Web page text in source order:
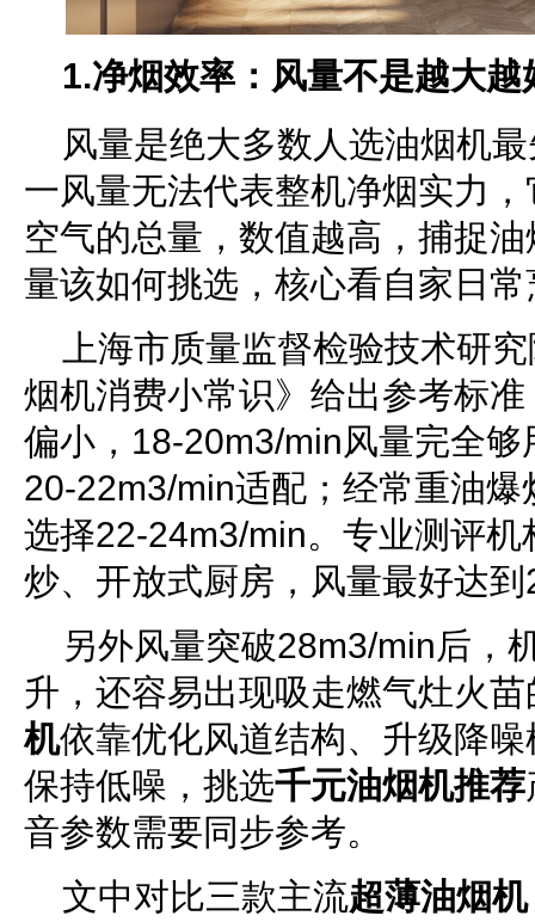
1.净烟效率 ：风量不是越大越
风量是绝大多数人选油烟机
一风量无法代表整机净烟实力
空气的总量，数值越高，捕捉
量该如何挑选，核心看自家日
上海市质量监督检验技术研
烟机消费小常识》给出参考标
偏小，18-20m3/min风量完全
20-22m3/min适配；经常重油
选择22-24m3/min。专业测评
炒、开放式厨房，风量最好达
另外风量突破28m3/min后，
升，还容易出现吸走燃气灶火
机依靠优化风道结构、升级降
保持低噪，挑选千元油烟机推荐
音参数需要同步参考。
文中对比三款主流超薄油烟机